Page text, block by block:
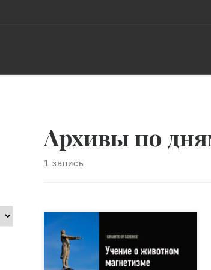
Архивы по
1 запись
В 18 веке самым богатым
ученым Европы был Франц
Антон Месмер (1734-1815): его